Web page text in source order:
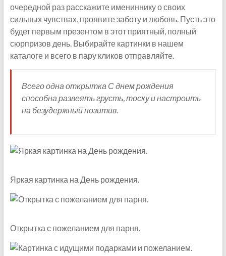
очередной раз расскажите имениннику о своих
сильных чувствах, проявите заботу и любовь. Пусть это
будет первым презентом в этот приятный, полный
сюрпризов день. Выбирайте картинки в нашем
каталоге и всего в пару кликов отправляйте.
Всего одна открытка С днем рождения
способна развеять грусть, тоску и настроить
на безудержный позитив.
Яркая картинка на День рождения.
Открытка с пожеланием для парня.